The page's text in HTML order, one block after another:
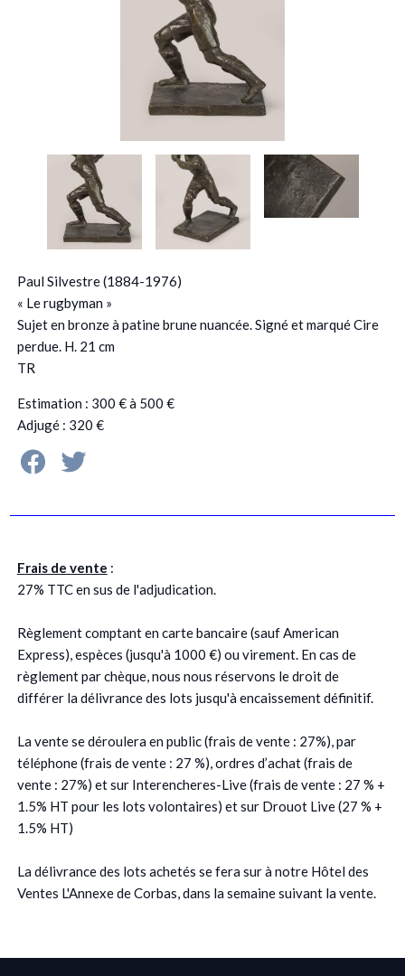
Paul Silvestre (1884-1976)
« Le rugbyman »
Sujet en bronze à patine brune nuancée. Signé et marqué Cire
perdue. H. 21 cm
TR
Estimation : 300 € à 500 €
Adjugé : 320 €
Frais de vente :
27% TTC en sus de l'adjudication.
Règlement comptant en carte bancaire (sauf American
Express), espèces (jusqu'à 1000 €) ou virement. En cas de
règlement par chèque, nous nous réservons le droit de
différer la délivrance des lots jusqu'à encaissement définitif.
La vente se déroulera en public (frais de vente : 27%), par
téléphone (frais de vente : 27 %), ordres d’achat (frais de
vente : 27%) et sur Interencheres-Live (frais de vente : 27 % +
1.5% HT pour les lots volontaires) et sur Drouot Live (27 % +
1.5% HT)
La délivrance des lots achetés se fera sur à notre Hôtel des
Ventes L'Annexe de Corbas, dans la semaine suivant la vente.